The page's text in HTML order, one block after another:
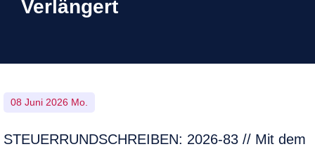
Verlängert
08 Juni 2026 Mo.
STEUERRUNDSCHREIBEN: 2026-83 // Mit dem